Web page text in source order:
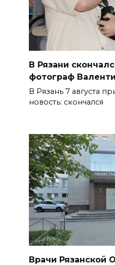
В Рязани
фотограф
В Рязань 7 августа
новость: скончался
Врачи Рязанской